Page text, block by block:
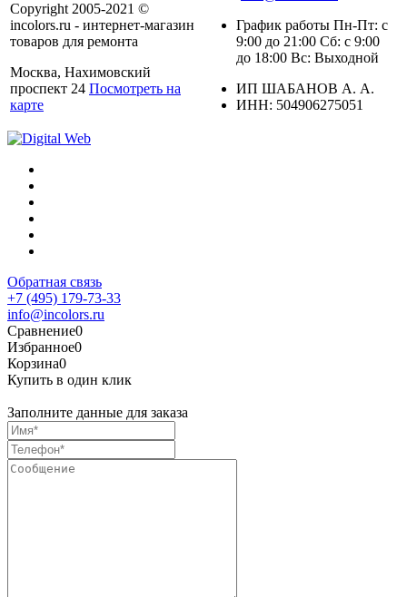
Copyright 2005-2021 ©
incolors.ru - интернет-магазин
товаров для ремонта
Москва, Нахимовский
проспект 24 Посмотреть на
карте
График работы Пн-Пт: с
9:00 до 21:00 Сб: с 9:00
до 18:00 Вс: Выходной
ИП ШАБАНОВ А. А.
ИНН: 504906275051
Обратная связь
+7 (495) 179-73-33
info@incolors.ru
Сравнение0
Избранное0
Корзина0
Купить в один клик
Заполните данные для заказа